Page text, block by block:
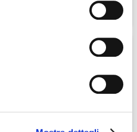
Crema Spalmabile